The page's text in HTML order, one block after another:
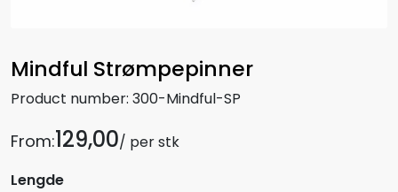
Mindful Strømpepinner
Product number: 300-Mindful-SP
From:129,00/ per stk
Lengde